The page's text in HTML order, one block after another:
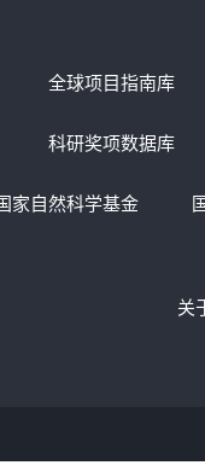
全球项目指南库
科研奖项数据库
家自然科学基金
关